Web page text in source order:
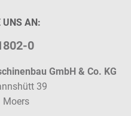
UNS AN:
0
GmbH & Co. KG
39
Moers